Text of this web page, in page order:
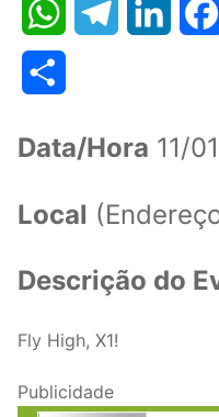
WhatsAppTelegram
Data/Hora 11/
Local
Descrição do
Fly High, X1!
Publicidade